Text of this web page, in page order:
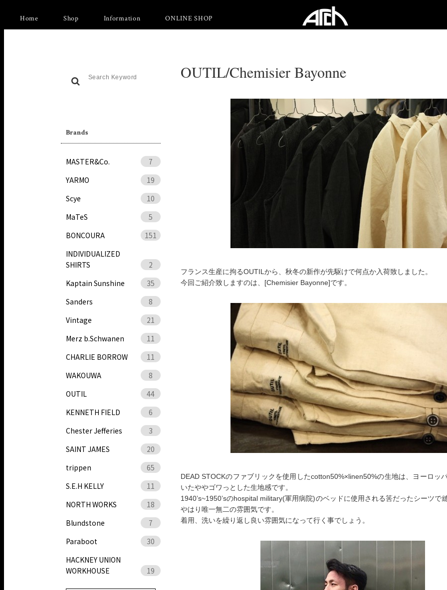
Home Shop Information ONLINE SHOP
Brands
MASTER&Co.
7
YARMO
19
Scye
10
MaTeS
5
BONCOURA
151
INDIVIDUALIZED
SHIRTS
2
Kaptain Sunshine
35
Sanders
8
Vintage
21
Merz b.Schwanen
11
CHARLIE BORROW
11
WAKOUWA
8
OUTIL
44
KENNETH FIELD
6
Chester Jefferies
3
SAINT JAMES
20
trippen
65
S.E.H KELLY
11
NORTH WORKS
18
Blundstone
7
Paraboot
30
HACKNEY UNION
WORKHOUSE
19
OUTIL/Chemisier Bayonne
フランス生産に拘るOUTILから、秋冬の新作が先駆けで何点か入荷致しました。
今回ご紹介致しますのは、[Chemisier Bayonne]です。
DEAD STOCKのファブリックを使用したcotton50%×linen50%の生地は、ヨーロッ
いたややゴワっとした生地感です。
1940’s~1950’sのhospital military(軍用病院)のベッドに使用される筈だったシーツで
やはり唯一無二の雰囲気です。
着用、洗いを繰り返し良い雰囲気になって行く事でしょう。